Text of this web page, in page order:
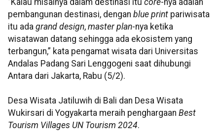
pembangunan destinasi, dengan blue print pariwisata
itu ada grand design, master plan-nya ketika
wisatawan datang sehingga ada ekosistem yang
terbangun,” kata pengamat wisata dari Universitas
Andalas Padang Sari Lenggogeni saat dihubungi
Antara dari Jakarta, Rabu (5/2).
Desa Wisata Jatiluwih di Bali dan Desa Wisata
Wukirsari di Yogyakarta meraih penghargaan Best
Tourism Villages UN Tourism 2024.